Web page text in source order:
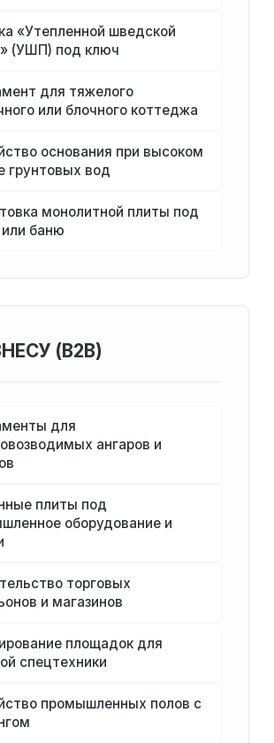
«Утепленной шведской
(УШП) под ключ
для тяжелого
или блочного коттеджа
основания при высоком
грунтовых вод
монолитной плиты под
баню
(B2B)
для
ангаров и
плиты под
оборудование и
торговых
и магазинов
площадок для
спецтехники
промышленных полов с